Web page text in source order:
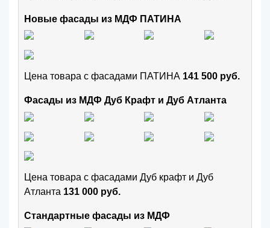
Новые фасады из МДФ ПАТИНА
Цена товара с фасадами ПАТИНА 141 500 руб.
Фасады из МДФ Дуб Крафт и Дуб Атланта
Цена товара с фасадами Дуб крафт и Дуб
Атланта 131 000 руб.
Стандартные фасады из МДФ